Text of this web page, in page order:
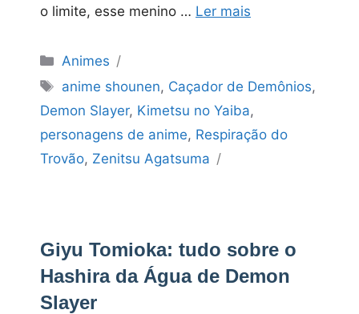
o limite, esse menino … Ler mais
Categorias
Animes
Tags
anime shounen, Caçador de Demônios,
Demon Slayer, Kimetsu no Yaiba,
personagens de anime, Respiração do
Trovão, Zenitsu Agatsuma
Giyu Tomioka: tudo sobre o
Hashira da Água de Demon
Slayer